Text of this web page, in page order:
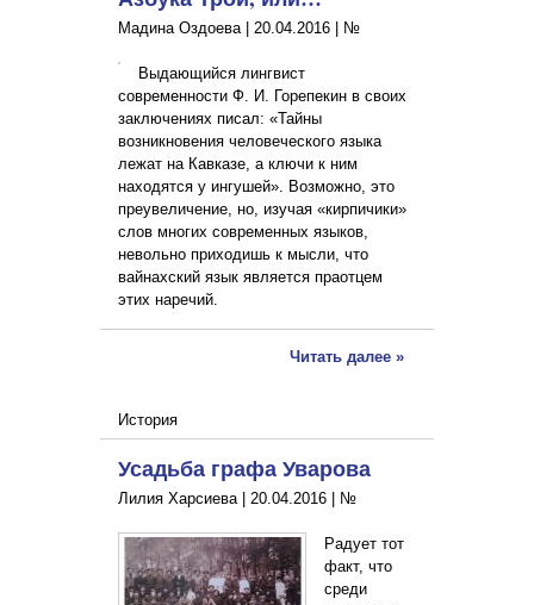
Мадина Оздоева | 20.04.2016 №
Выдающийся лингвист
современности Ф. И. Горепекин в своих
заключениях писал: «Тайны
возникновения человеческого языка
лежат на Кавказе, а ключи к ним
находятся у ингушей». Возможно, это
преувеличение, но, изучая «кирпичики»
слов многих современных языков,
невольно приходишь к мысли, что
вайнахский язык является праотцем
этих наречий.
Читать далее »
История
Усадьба графа Уварова
Лилия Харсиева | 20.04.2016 №
Радует тот
факт, что
среди